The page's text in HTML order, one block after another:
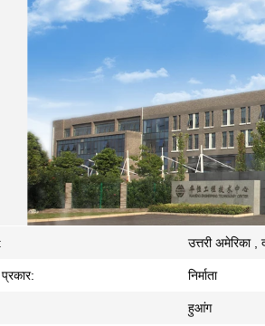
उत्तरी अमेरिका ,
निर्माता
हुआंग